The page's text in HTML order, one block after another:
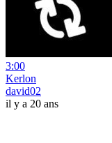
3:00
Kerlon
david02
il y a 20 ans